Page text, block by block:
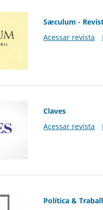
Sæculum -
Acessar revista
Claves
Acessar revista
Política &